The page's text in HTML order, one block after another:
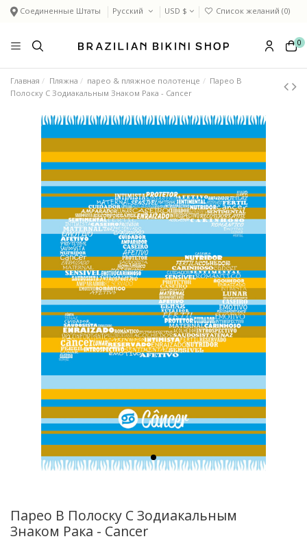
Соединенные Штаты Русский USD $ Список желаний (0)
0
Главная Пляжна парео & пляжное полотенце
Парео В
Полоску С Зодиакальным Знаком Рака - Cancer
Парео В Полоску С Зодиакальным
Знаком Рака - Cancer